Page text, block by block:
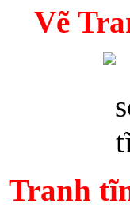
Vẽ
Tranh